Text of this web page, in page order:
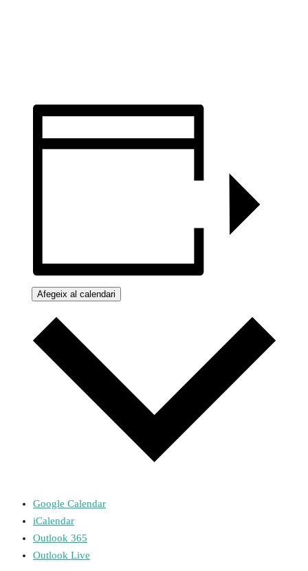
Afegeix al calendari
Google Calendar
iCalendar
Outlook 365
Outlook Live